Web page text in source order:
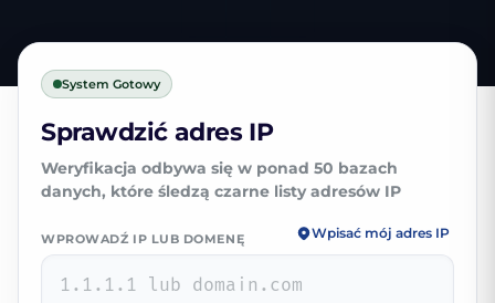
System Gotowy
Sprawdzić adres IP
Weryfikacja odbywa się w ponad 50 bazach
danych, które śledzą czarne listy adresów IP
WPROWADŹ IP LUB DOMENĘ Wpisać mój adres IP